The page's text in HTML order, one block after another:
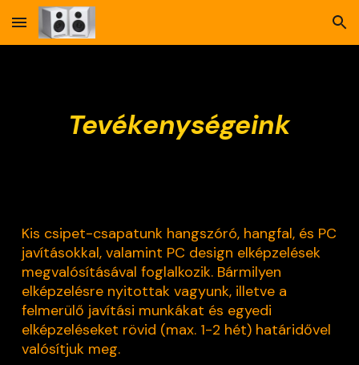
Skip to main content Skip to navigation
Tevékenységeink
Kis csipet-csapatunk hangszóró, hangfal, és PC
javításokkal, valamint PC design elképzelések
megvalósításával foglalkozik. Bármilyen
elképzelésre nyitottak vagyunk, illetve a
felmerülő javítási munkákat és egyedi
elképzeléseket rövid (max. 1-2 hét) határidővel
valósítjuk meg.